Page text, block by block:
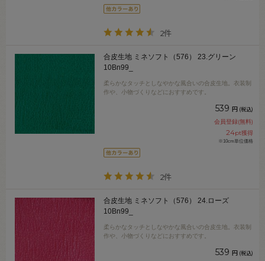
2件
合皮生地 ミネソフト（576） 23.グリーン
10Bn99_
柔らかなタッチとしなやかな風合いの合皮生地。衣装制
作や、小物づくりなどにおすすめです。
539 円 (税込)
会員登録(無料)
24pt獲得
※10cm単位価格
2件
合皮生地 ミネソフト（576） 24.ローズ
10Bn99_
柔らかなタッチとしなやかな風合いの合皮生地。衣装制
作や、小物づくりなどにおすすめです。
539 円 (税込)